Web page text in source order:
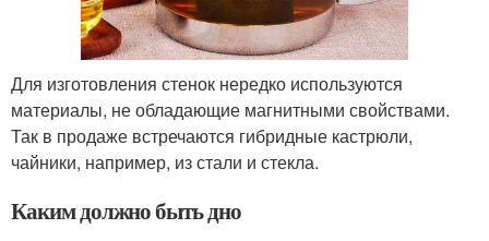
Для изготовления стенок нередко используются
материалы, не обладающие магнитными свойствами.
Так в продаже встречаются гибридные кастрюли,
чайники, например, из стали и стекла.
Каким должно быть дно